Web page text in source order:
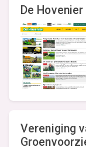
De Hovenier
Vereniging